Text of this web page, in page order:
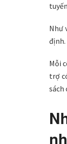
Như
định.
Mỗi
trợ
sách